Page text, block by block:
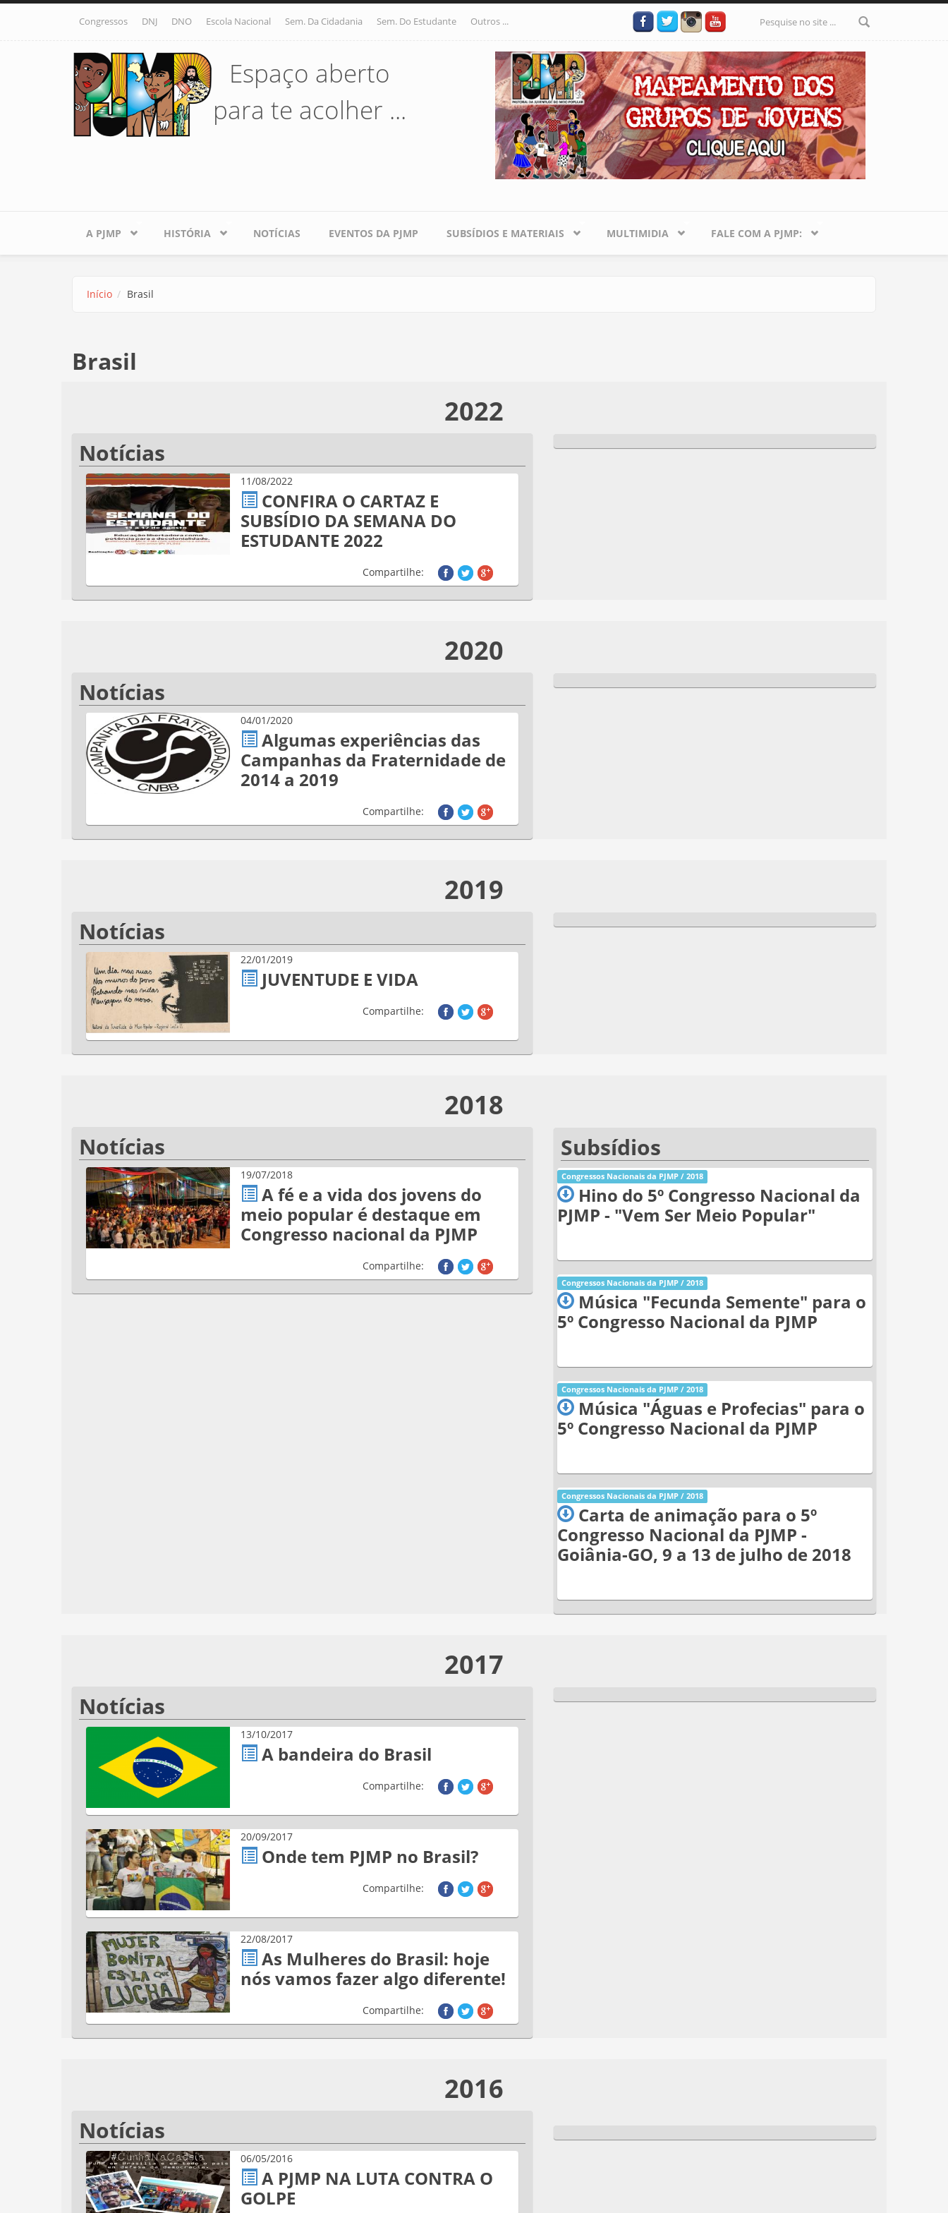
Pular para o conteúdo principal
Congressos DNJ DNO Escola Nacional Sem. Da Cidadania Sem. Do Estudante Outros ...
Formulário
de busca
Espaço aberto
para te acolher ...
A PJMP HISTÓRIA NOTÍCIAS EVENTOS DA PJMP SUBSÍDIOS E MATERIAIS MULTIMIDIA FALE COM A PJMP:
Início Brasil
Brasil
2022
Notícias
11/08/2022
CONFIRA O CARTAZ E
SUBSÍDIO DA SEMANA DO
ESTUDANTE 2022
Compartilhe:
2020
Notícias
04/01/2020
Algumas experiências das
Campanhas da Fraternidade de
2014 a 2019
Compartilhe:
2019
Notícias
22/01/2019
JUVENTUDE E VIDA
Compartilhe:
2018
Notícias
19/07/2018
A fé e a vida dos jovens do
meio popular é destaque em
Congresso nacional da PJMP
Compartilhe:
Subsídios
Congressos Nacionais da PJMP / 2018
Hino do 5º Congresso Nacional da
PJMP - "Vem Ser Meio Popular"
Congressos Nacionais da PJMP / 2018
Música "Fecunda Semente" para o
5º Congresso Nacional da PJMP
Congressos Nacionais da PJMP / 2018
Música "Águas e Profecias" para o
5º Congresso Nacional da PJMP
Congressos Nacionais da PJMP / 2018
Carta de animação para o 5º
Congresso Nacional da PJMP -
Goiânia-GO, 9 a 13 de julho de 2018
2017
Notícias
13/10/2017
A bandeira do Brasil
Compartilhe:
20/09/2017
Onde tem PJMP no Brasil?
Compartilhe:
22/08/2017
As Mulheres do Brasil: hoje
nós vamos fazer algo diferente!
Compartilhe:
2016
Notícias
06/05/2016
A PJMP NA LUTA CONTRA O
GOLPE